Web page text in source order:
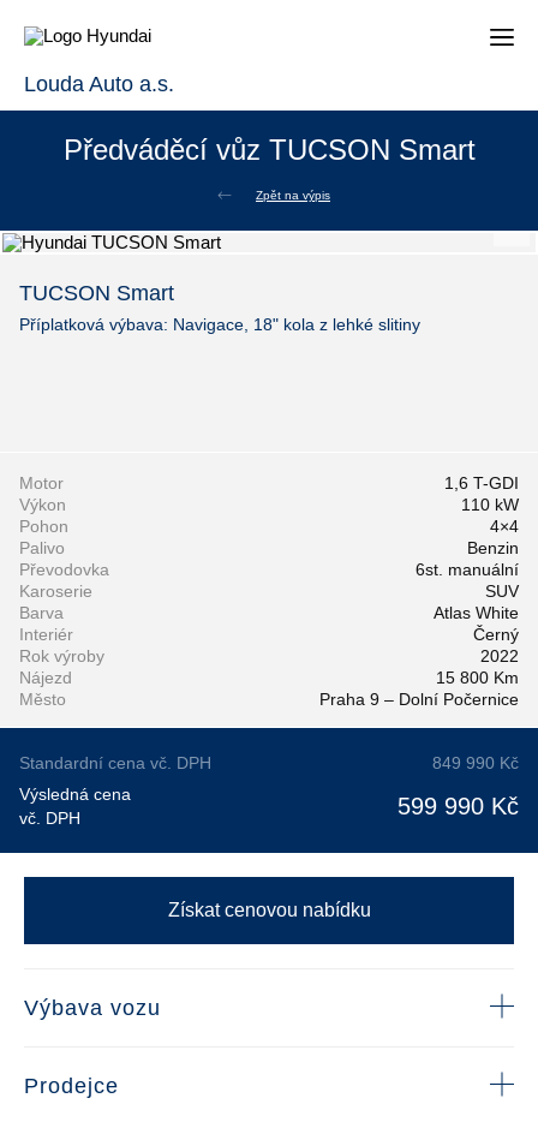
Louda Auto a.s.
Předváděcí vůz TUCSON Smart
Zpět na výpis
TUCSON Smart
Příplatková výbava: Navigace, 18" kola z lehké slitiny
Motor
1,6 T-GDI
Výkon
110 kW
Pohon
4×4
Palivo
Benzin
Převodovka
6st. manuální
Karoserie
SUV
Barva
Atlas White
Interiér
Černý
Rok výroby
2022
Nájezd
15 800 Km
Město
Praha 9 – Dolní Počernice
Standardní cena vč. DPH
849 990 Kč
Výsledná cena
vč. DPH
599 990 Kč
Získat cenovou nabídku
Výbava vozu
Prodejce